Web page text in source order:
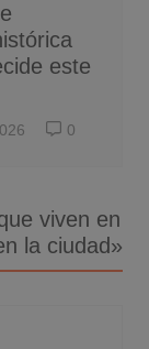
este
0
viven en
la ciudad»